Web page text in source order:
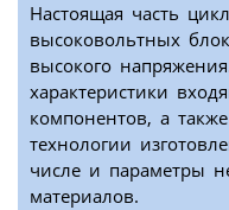
Настоящая часть
высоковольтных
высокого
характеристики
компонентов, а
технологии
числе и параметры
материалов.